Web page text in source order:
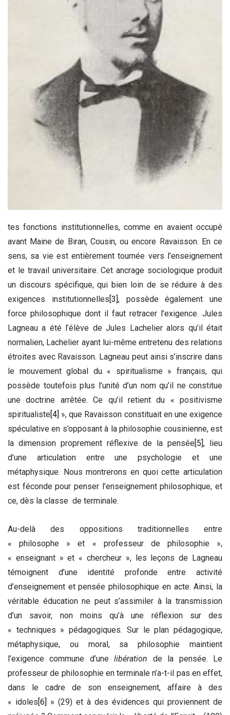
tes fonctions institutionnelles, comme en avaient occupé
avant Maine de Biran, Cousin, ou encore Ravaisson. En ce
sens, sa vie est entièrement tournée vers l’enseignement
et le travail universitaire. Cet ancrage sociologique produit
un discours spécifique, qui bien loin de se réduire à des
exigences institutionnelles[3], possède également une
force philosophique dont il faut retracer l’exigence. Jules
Lagneau a été l’élève de Jules Lachelier alors qu’il était
normalien, Lachelier ayant lui-même entretenu des relations
étroites avec Ravaisson. Lagneau peut ainsi s’inscrire dans
le mouvement global du « spiritualisme » français, qui
possède toutefois plus l’unité d’un nom qu’il ne constitue
une doctrine arrêtée. Ce qu’il retient du « positivisme
spiritualiste[4] », que Ravaisson constituait en une exigence
spéculative en s’opposant à la philosophie cousinienne, est
la dimension proprement réflexive de la pensée[5], lieu
d’une articulation entre une psychologie et une
métaphysique. Nous montrerons en quoi cette articulation
est féconde pour penser l’enseignement philosophique, et
ce, dès la classe de terminale.
Au-delà des oppositions traditionnelles entre
« philosophe » et « professeur de philosophie »,
« enseignant » et « chercheur », les leçons de Lagneau
témoignent d’une identité profonde entre activité
d’enseignement et pensée philosophique en acte. Ainsi, la
véritable éducation ne peut s’assimiler à la transmission
d’un savoir, non moins qu’à une réflexion sur des
« techniques » pédagogiques. Sur le plan pédagogique,
métaphysique, ou moral, sa philosophie maintient
l’exigence commune d’unelibération de la pensée. Le
professeur de philosophie en terminale n’a-t-il pas en effet,
dans le cadre de son enseignement, affaire à des
« idoles[6] » (29) et à des évidences qui proviennent de